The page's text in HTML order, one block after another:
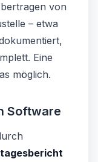
von
– etwa
Eine
möglich.
Software